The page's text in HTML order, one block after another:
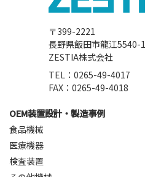
〒399-2221
長野県飯田市龍江5540-1
ZESTIA株式会社
TEL：0265-49-4017
FAX：0265-49-4018
OEM装置設計・製造事例
食品機械
医療機器
検査装置